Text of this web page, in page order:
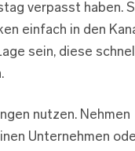
verpasst haben.
einfach in den
sein, diese
nutzen. Nehmen
Unternehmen